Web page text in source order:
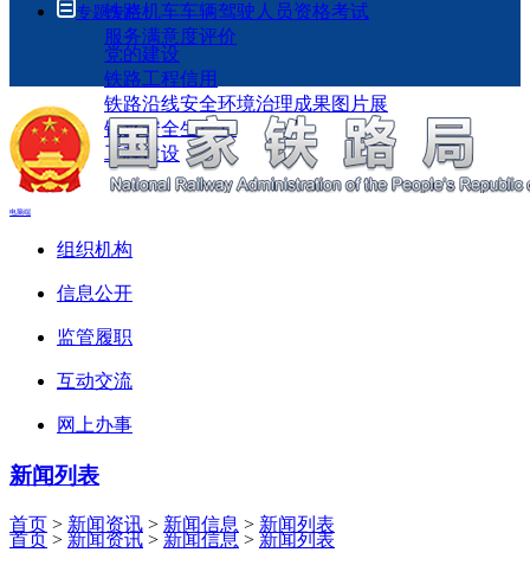
铁路机车车辆驾驶人员资格考试
服务满意度评价
专题专栏
党的建设
铁路工程信用
铁路沿线安全环境治理成果图片展
铁路安全生产月
工程建设
电脑端
组织机构
信息公开
监管履职
互动交流
网上办事
新闻列表
首页 > 新闻资讯 > 新闻信息 > 新闻列表
首页 > 新闻资讯 > 新闻信息 > 新闻列表